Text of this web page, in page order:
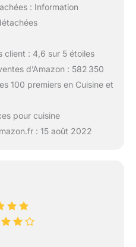
: Information
client : 4,6 sur 5 étoiles
d’Amazon : 582 350
100 premiers en Cuisine et
pour cuisine
: 15 août 2022